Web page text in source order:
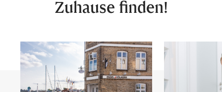
Zuhause finden!